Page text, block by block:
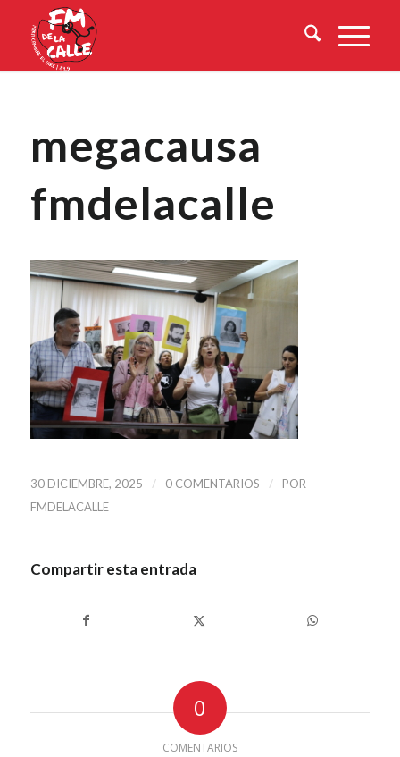
megacausa
fmdelacalle
30 DICIEMBRE, 2025 / 0 COMENTARIOS /
POR
FMDELACALLE
Compartir esta entrada
0
COMENTARIOS